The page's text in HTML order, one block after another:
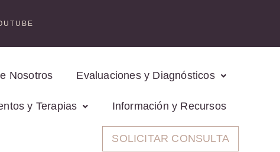
Nosotros Evaluaciones y Diagnósticos
y Terapias Información y Recursos
SOLICITAR CONSULTA